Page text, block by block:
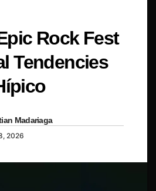
Rock Fest
Tendencies
Madariaga
2026